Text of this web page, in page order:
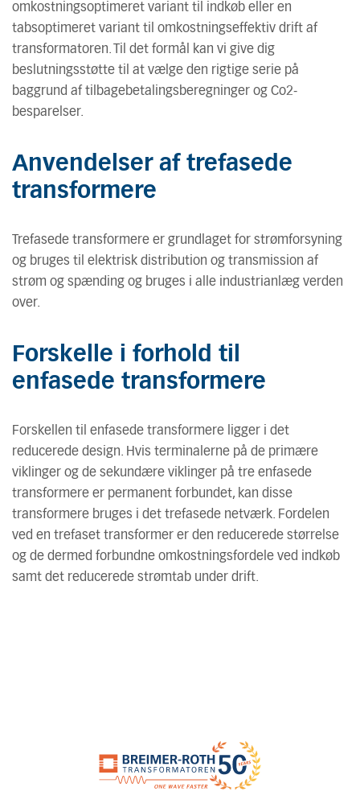
omkostningsoptimeret variant til indkøb eller en
tabsoptimeret variant til omkostningseffektiv drift af
transformatoren. Til det formål kan vi give dig
beslutningsstøtte til at vælge den rigtige serie på
baggrund af tilbagebetalingsberegninger og Co2-
besparelser.
Anvendelser af trefasede
transformere
Trefasede transformere er grundlaget for strømforsyning
og bruges til elektrisk distribution og transmission af
strøm og spænding og bruges i alle industrianlæg verden
over.
Forskelle i forhold til
enfasede transformere
Forskellen til enfasede transformere ligger i det
reducerede design. Hvis terminalerne på de primære
viklinger og de sekundære viklinger på tre enfasede
transformere er permanent forbundet, kan disse
transformere bruges i det trefasede netværk. Fordelen
ved en trefaset transformer er den reducerede størrelse
og de dermed forbundne omkostningsfordele ved indkøb
samt det reducerede strømtab under drift.